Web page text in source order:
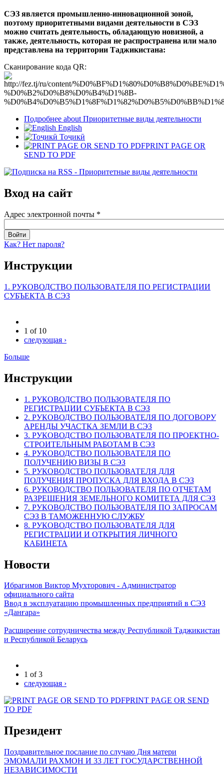
СЭЗ является промышленно-инновационной зоной,
поэтому приоритетными видами деятельности в СЭЗ
можно считать деятельность, обладающую новизной, а
также, деятельность, которая не распространена или мало
представлена на территории Таджикистана:
Сканирование кода QR:
Подробнее about Приоритетные виды деятельности
English
Тоҷикӣ
PRINT PAGE OR
SEND TO PDF
Вход на сайт
Адрес электронной почты *
Как? Нет пароля?
Инструкции
1. РУКОВОДСТВО ПОЛЬЗОВАТЕЛЯ ПО РЕГИСТРАЦИИ
СУБЪЕКТА В СЭЗ
1 of 10
следующая ›
Больше
Инструкции
1. РУКОВОДСТВО ПОЛЬЗОВАТЕЛЯ ПО
РЕГИСТРАЦИИ СУБЪЕКТА В СЭЗ
2. РУКОВОДСТВО ПОЛЬЗОВАТЕЛЯ ПО ДОГОВОРУ
АРЕНДЫ УЧАСТКА ЗЕМЛИ В СЭЗ
3. РУКОВОДСТВО ПОЛЬЗОВАТЕЛЯ ПО ПРОЕКТНО-
СТРОИТЕЛЬНЫМ РАБОТАМ В СЭЗ
4. РУКОВОДСТВО ПОЛЬЗОВАТЕЛЯ ПО
ПОЛУЧЕНИЮ ВИЗЫ В СЭЗ
5. РУКОВОДСТВО ПОЛЬЗОВАТЕЛЯ ДЛЯ
ПОЛУЧЕНИЯ ПРОПУСКА ДЛЯ ВХОДА В СЭЗ
6. РУКОВОДСТВО ПОЛЬЗОВАТЕЛЯ ПО ОТЧЕТАМ
РАЗРЕШЕНИЯ ЗЕМЕЛЬНОГО КОМИТЕТА ДЛЯ СЭЗ
7. РУКОВОДСТВО ПОЛЬЗОВАТЕЛЯ ПО ЗАПРОСАМ
СЭЗ В ТАМОЖЕННУЮ СЛУЖБУ
8. РУКОВОДСТВО ПОЛЬЗОВАТЕЛЯ ДЛЯ
РЕГИСТРАЦИИ И ОТКРЫТИЯ ЛИЧНОГО
КАБИНЕТА
Новости
Ибрагимов Виктор Мухторович - Администратор
официального сайта
Ввод в эксплуатацию промышленных предприятий в СЭЗ
«Данғара»
Расширение сотрудничества между Республикой Таджикистан
и Республикой Беларусь
1 of 3
следующая ›
PRINT PAGE OR SEND
TO PDF
Президент
Поздравительное послание по случаю Дня матери
ЭМОМАЛИ РАХМОН И 33 ЛЕТ ГОСУДАРСТВЕННОЙ
НЕЗАВИСИМОСТИ